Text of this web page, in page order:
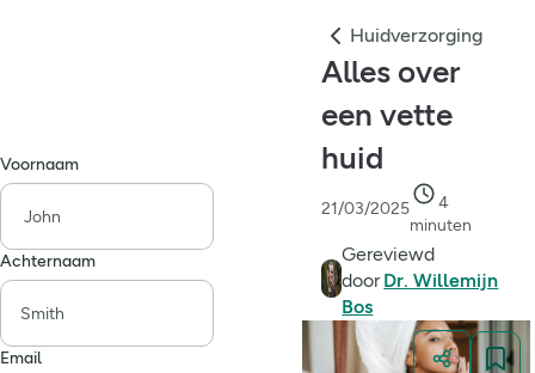
Huidverzorging
Alles over
een vette
huid
21/03/2025
4
minuten
Gereviewd
doorDr. Willemijn
Bos
Voornaam
Achternaam
Email